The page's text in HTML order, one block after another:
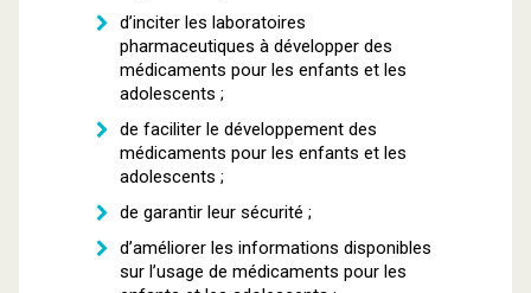
d’inciter les laboratoires
pharmaceutiques à développer des
médicaments pour les enfants et les
adolescents ;
de faciliter le développement des
médicaments pour les enfants et les
adolescents ;
de garantir leur sécurité ;
d’améliorer les informations disponibles
sur l’usage de médicaments pour les